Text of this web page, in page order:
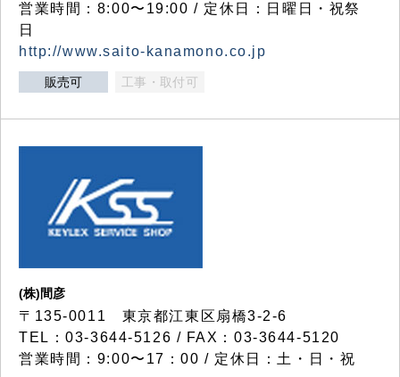
営業時間：8:00〜19:00 / 定休日：日曜日・祝祭
日
http://www.saito-kanamono.co.jp
販売可 工事・取付可
(株)間彦
〒135-0011 東京都江東区扇橋3-2-6
TEL：03-3644-5126 / FAX：03-3644-5120
営業時間：9:00〜17：00 / 定休日：土・日・祝